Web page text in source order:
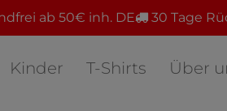
ab 50€ inh. DE 30 Tage
Kinder T-Shirts Über